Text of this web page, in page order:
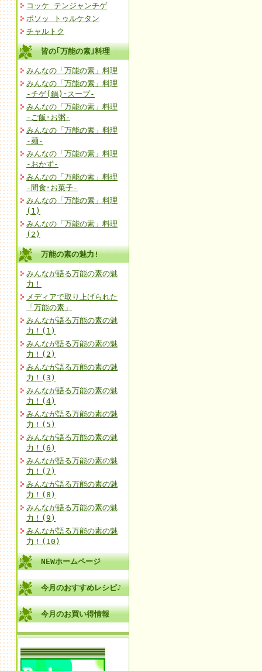
コッケ テンジャンチゲ
ポソッ トゥルケタン
チャルトク
皆の｢万能の素｣料理
みんなの「万能の素」料理
みんなの「万能の素」料理
-チゲ(鍋)･スープ-
みんなの「万能の素」料理
-ご飯･お粥-
みんなの「万能の素」料理
-麺-
みんなの「万能の素」料理
-おかず-
みんなの「万能の素」料理
-間食･お菓子-
みんなの「万能の素」料理
(1)
みんなの「万能の素」料理
(2)
万能の素の魅力!
みんなが語る万能の素の魅
力！
メディアで取り上げられた
「万能の素」
みんなが語る万能の素の魅
力！(1)
みんなが語る万能の素の魅
力！(2)
みんなが語る万能の素の魅
力！(3)
みんなが語る万能の素の魅
力！(4)
みんなが語る万能の素の魅
力！(5)
みんなが語る万能の素の魅
力！(6)
みんなが語る万能の素の魅
力！(7)
みんなが語る万能の素の魅
力！(8)
みんなが語る万能の素の魅
力！(9)
みんなが語る万能の素の魅
力！(10)
NEWホームページ
今月のおすすめレシピ♪
今月のお買い得情報